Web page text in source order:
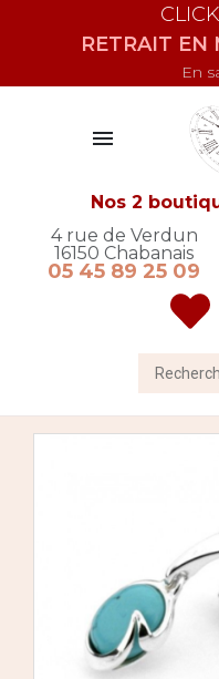
RETRAIT EN
En

Nos 2
4 rue de Verdun
16150 Chabanais
05 45 89 25 09